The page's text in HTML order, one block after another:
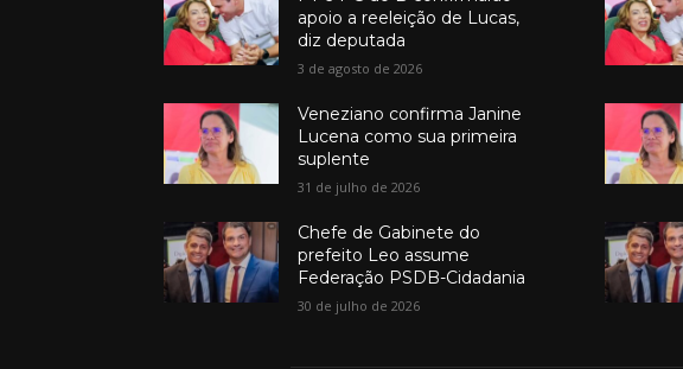
apoio a reeleição de Lucas,
diz deputada
3 de agosto de 2026
Veneziano confirma Janine
Lucena como sua primeira
suplente
31 de julho de 2026
Chefe de Gabinete do
prefeito Leo assume
Federação PSDB-Cidadania
30 de julho de 2026